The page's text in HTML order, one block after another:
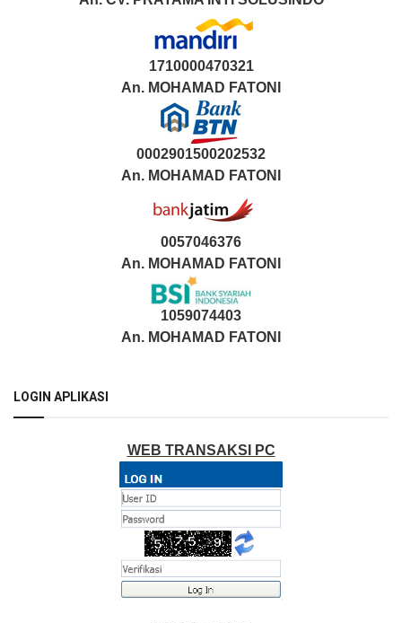
1710000470321
An. MOHAMAD FATONI
0002901500202532
An. MOHAMAD FATONI
0057046376
An. MOHAMAD FATONI
1059074403
An. MOHAMAD FATONI
LOGIN APLIKASI
WEB TRANSAKSI PC